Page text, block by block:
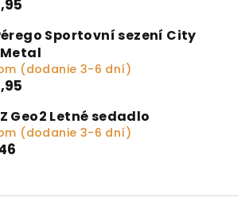
Sportovní sezení City
(dodanie 3-6 dní)
Geo2 Letné sedadlo
(dodanie 3-6 dní)